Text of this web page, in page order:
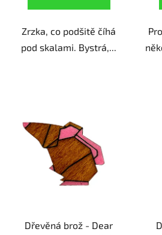
Zrzka, co podšitě číhá
pod skalami. Bystrá,...
Dřevěná brož - Dear